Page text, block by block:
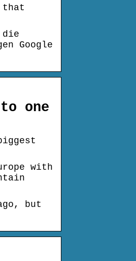
that
Google
one
with
but